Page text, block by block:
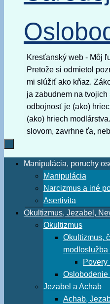
Kresťanský web - Môj
Pretože si odmietol
mi slúžiť ako kňaz.
ja zabudnem na tvojich
odbojnosť je (ako)
(ako) hriech
slovom, zavrhne ťa,
Skip
Manipulácia, poruchy
Manipulácia
Narcizmus a iné
Asertivita
Okultizmus, Jezabel,
Okultizmus
Okultizmus,
Oslobodenie
Jezabel a Achab
Achab,